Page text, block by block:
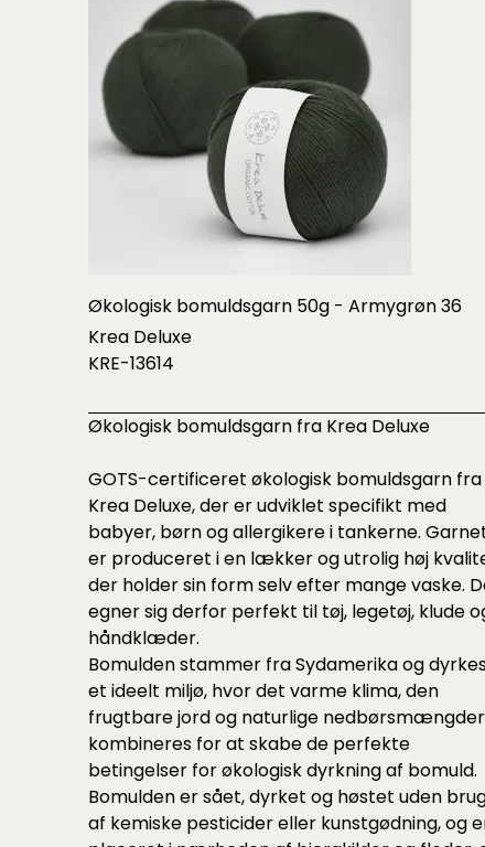
Økologisk bomuldsgarn 50g - Armygrøn 36
Krea Deluxe
KRE-13614
Økologisk bomuldsgarn fra Krea Deluxe
GOTS-certificeret økologisk bomuldsgarn fra
Krea Deluxe, der er udviklet specifikt med
babyer, børn og allergikere i tankerne.
er produceret i en lækker og utrolig høj
der holder sin form selv efter mange vaske.
egner sig derfor perfekt til tøj, legetøj, klude
håndklæder.
Bomulden stammer fra Sydamerika og
et ideelt miljø, hvor det varme klima, den
frugtbare jord og naturlige nedbørsmængder
kombineres for at skabe de perfekte
betingelser for økologisk dyrkning af bomuld.
Bomulden er sået, dyrket og høstet uden
af kemiske pesticider eller kunstgødning, og